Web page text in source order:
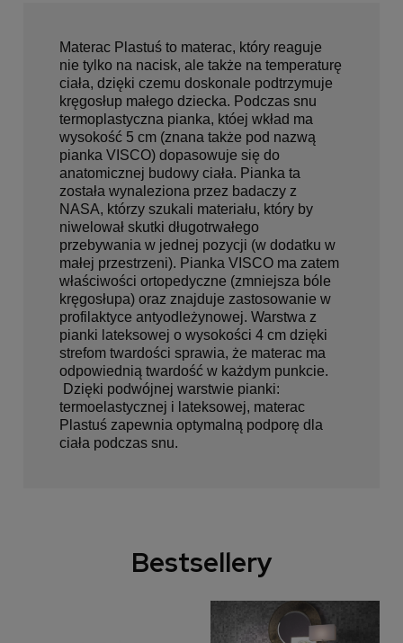
Materac Plastuś to materac, który reaguje
nie tylko na nacisk, ale także na temperaturę
ciała, dzięki czemu doskonale podtrzymuje
kręgosłup małego dziecka. Podczas snu
termoplastyczna pianka, któej wkład ma
wysokość 5 cm (znana także pod nazwą
pianka VISCO) dopasowuje się do
anatomicznej budowy ciała. Pianka ta
została wynaleziona przez badaczy z
NASA, którzy szukali materiału, który by
niwelował skutki długotrwałego
przebywania w jednej pozycji (w dodatku w
małej przestrzeni). Pianka VISCO ma zatem
właściwości ortopedyczne (zmniejsza bóle
kręgosłupa) oraz znajduje zastosowanie w
profilaktyce antyodleżynowej. Warstwa z
pianki lateksowej o wysokości 4 cm dzięki
strefom twardości sprawia, że materac ma
odpowiednią twardość w każdym punkcie.
Dzięki podwójnej warstwie pianki:
termoelastycznej i lateksowej, materac
Plastuś zapewnia optymalną podporę dla
ciała podczas snu.
Bestsellery